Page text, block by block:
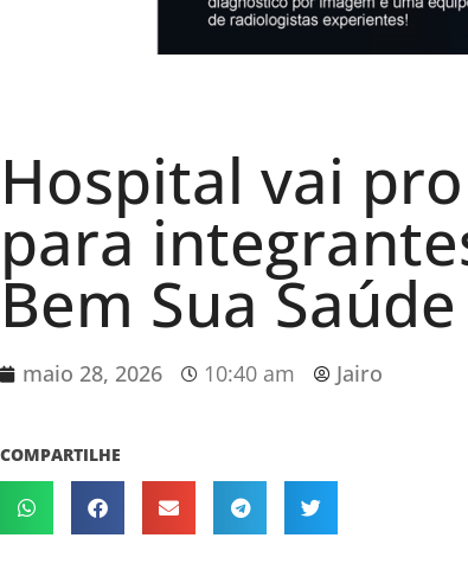
Hospital vai
para
Bem Sua Saúde
maio 28, 2026 10:40 am Jairo
COMPARTILHE